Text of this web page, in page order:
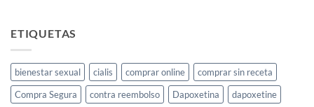
libido
femenina
y
cómo
ETIQUETAS
bienestar sexual cialis comprar online
comprar sin receta
Compra Segura
contra reembolso Dapoxetina
dapoxetine